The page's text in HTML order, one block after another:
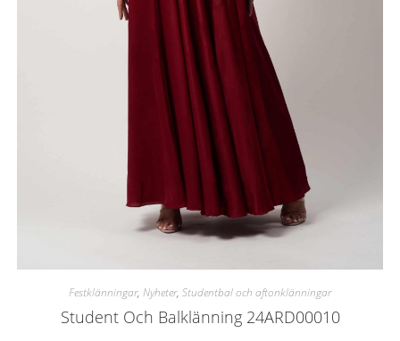
Festklänningar, Nyheter, Studentbal och aftonklänningar
Student Och Balklänning 24ARD00010